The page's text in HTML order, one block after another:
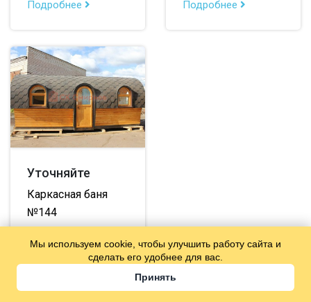
Подробнее
Подробнее
Уточняйте
Каркасная баня
№144
кв.м.
Подробнее
Мы используем cookie, чтобы улучшить работу сайта и
сделать его удобнее для вас.
Принять